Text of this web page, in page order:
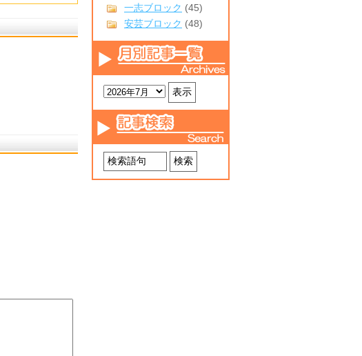
一志ブロック (45)
安芸ブロック (48)